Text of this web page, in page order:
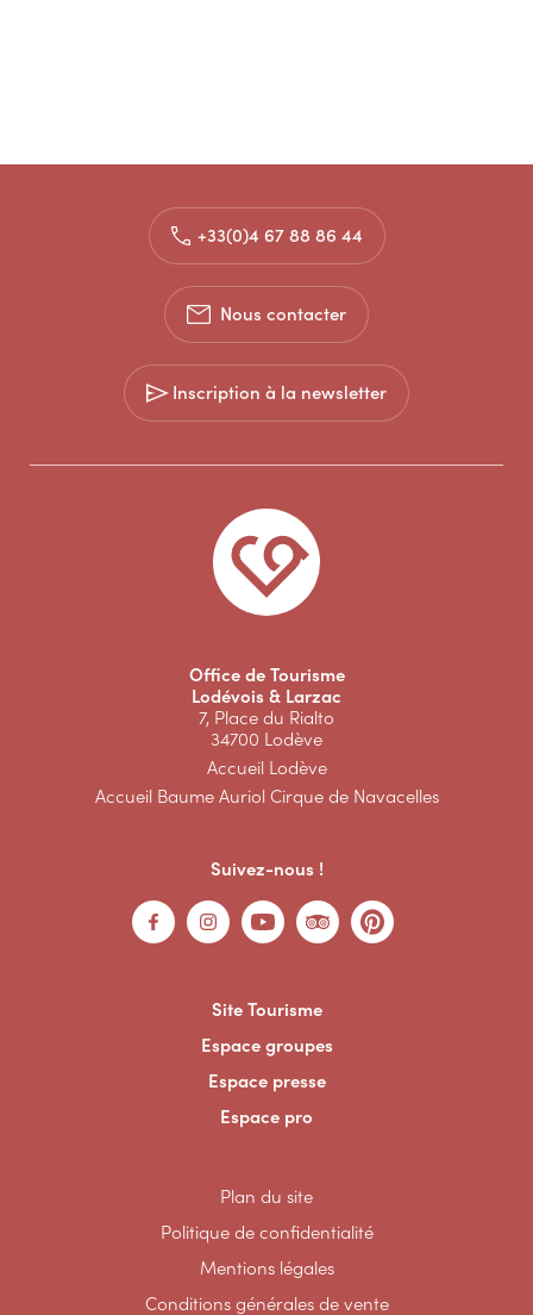
+33(0)4 67 88 86 44
Nous contacter
Inscription à la newsletter
Office de Tourisme
Lodévois & Larzac
7, Place du Rialto
34700 Lodève
Accueil Lodève
Accueil Baume Auriol Cirque de Navacelles
Suivez-nous !
Site Tourisme
Espace groupes
Espace presse
Espace pro
Plan du site
Politique de confidentialité
Mentions légales
Conditions générales de vente